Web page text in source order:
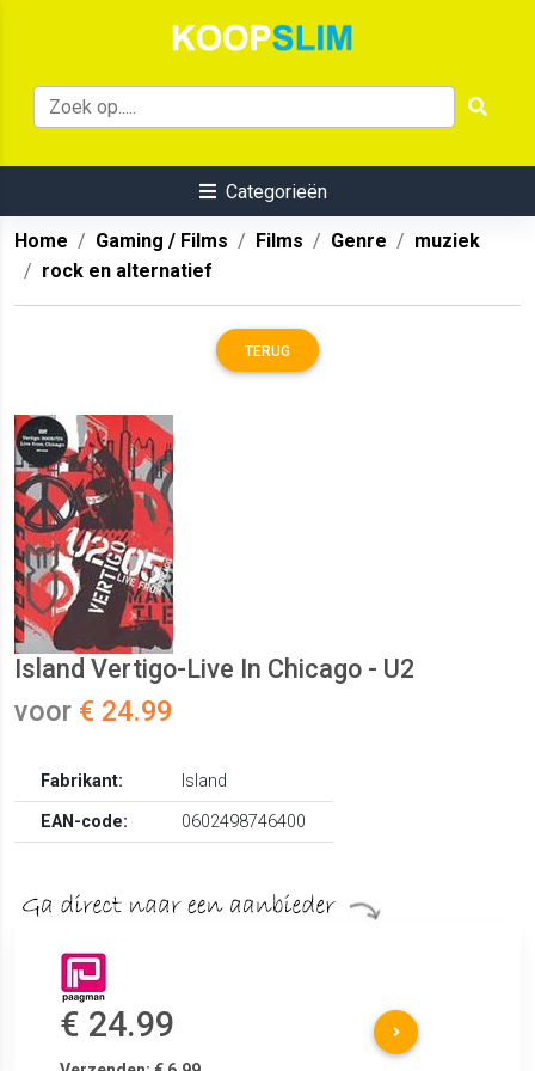
Categorieën
Home Gaming / Films Films Genre
muziek
rock en alternatief
TERUG
Island Vertigo-Live In Chicago - U2
voor € 24.99
Fabrikant:
Island
EAN-code:
0602498746400
€ 24.99